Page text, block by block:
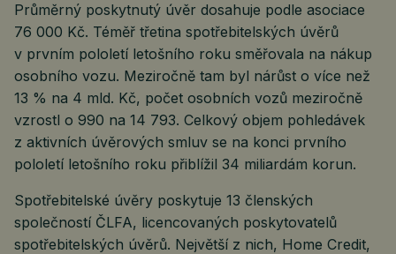
Průměrný poskytnutý úvěr dosahuje podle asociace
76 000 Kč. Téměř třetina spotřebitelských úvěrů
v prvním pololetí letošního roku směřovala na nákup
osobního vozu. Meziročně tam byl nárůst o více než
13 % na 4 mld. Kč, počet osobních vozů meziročně
vzrostl o 990 na 14 793. Celkový objem pohledávek
z aktivních úvěrových smluv se na konci prvního
pololetí letošního roku přiblížil 34 miliardám korun.
Spotřebitelské úvěry poskytuje 13 členských
společností ČLFA, licencovaných poskytovatelů
spotřebitelských úvěrů. Největší z nich, Home Credit,